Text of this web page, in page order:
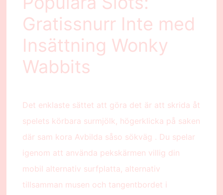
Gratissnurr Inte med
Insättning Wonky
Wabbits
Det enklaste sättet att göra det är att skrida åt
spelets körbara surmjölk, högerklicka på saken
där sam kora Avbilda såso sökväg . Du spelar
igenom att använda pekskärmen villig din
mobil alternativ surfplatta, alternativ
tillsamman musen och tangentbordet i